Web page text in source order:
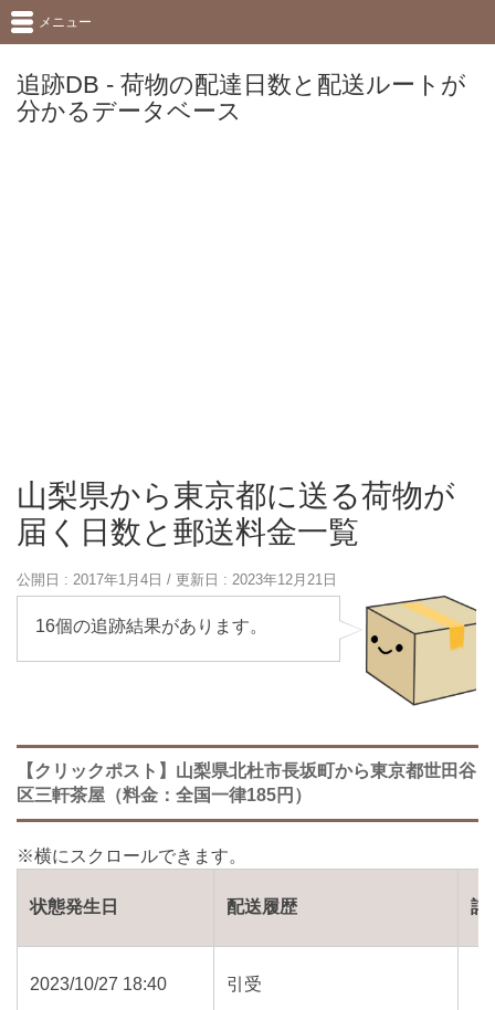
追跡DB - 荷物の配達日数と配送ルートが
分かるデータベース
メニュー
山梨県から東京都に送る荷物が
届く日数と郵送料金一覧
公開日 : 2017年1月4日 / 更新日 : 2023年12月21日
16個の追跡結果があります。
【クリックポスト】山梨県北杜市長坂町から東京都世田谷
区三軒茶屋（料金：全国一律185円）
状態発生日 配送履歴 詳
2023/10/27 18:40 引受